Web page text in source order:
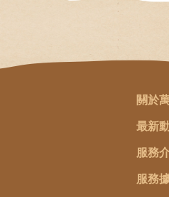
關於
最新
服務
服務